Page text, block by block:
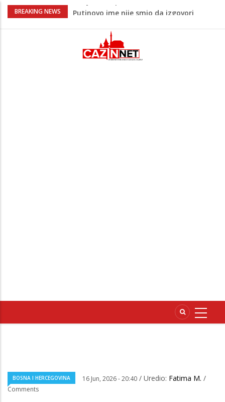
BREAKING NEWS
Šta se dešava u Europi? Dron iz
kod gasovoda
Bebe koje odrastaju uz pse su zdravije:
Evo šta ih štiti
BOSNA I HERCEGOVINA 16 Jun, 2026 - 20:40 / Uredio: Fatima M. /
Comments